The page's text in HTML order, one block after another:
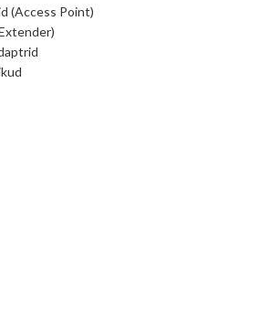
(Access Point)